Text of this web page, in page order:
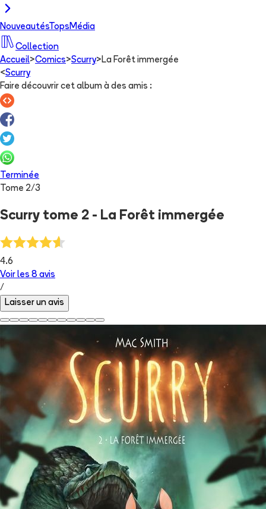
NouveautésTops Média
Collection
Accueil>Comics>Scurry> La Forêt immergée
<Scurry
Faire découvrir cet album à des amis :
Terminée
Tome 2/3
Scurry tome 2 - La Forêt immergée
4.6
Voir les 8 avis
/
Laisser un avis